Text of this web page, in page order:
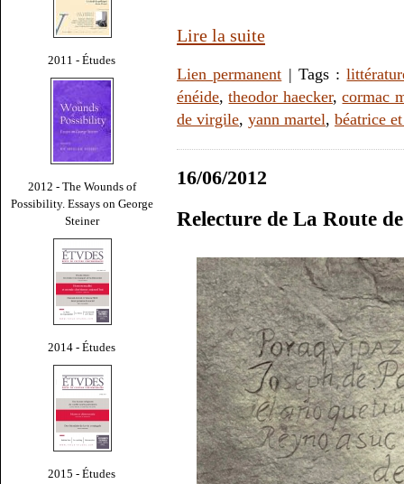
2011 - Études
2012 - The Wounds of
Possibility. Essays on George
Steiner
2014 - Études
2015 - Études
Lire la suite
Lien permanent | Tags :
énéide,theodor haecker,cormac
de virgile, yann martel, béatrice
16/06/2012
Relecture de La Route